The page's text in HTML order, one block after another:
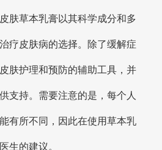
草本乳膏以其科学成分和多
疗皮肤病的选择。除了缓解症
肤护理和预防的辅助工具，并
支持。需要注意的是，每个人
有所不同，因此在使用草本乳
生的建议。